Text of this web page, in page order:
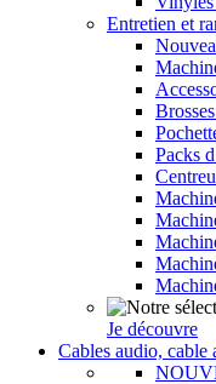
Entretien et
Packs
Je découvre
Cables audio, cable